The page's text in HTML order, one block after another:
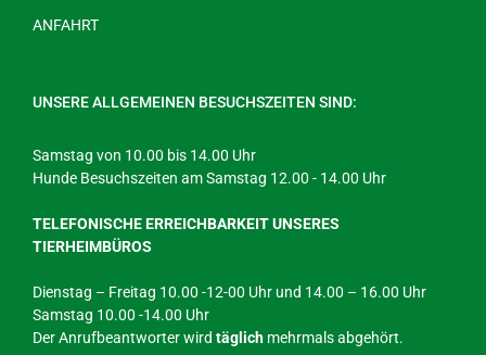
ANFAHRT
UNSERE ALLGEMEINEN BESUCHSZEITEN SIND:
Samstag von 10.00 bis 14.00 Uhr
Hunde Besuchszeiten am Samstag 12.00 - 14.00 Uhr
TELEFONISCHE ERREICHBARKEIT UNSERES
TIERHEIMBÜROS
Dienstag – Freitag 10.00 -12-00 Uhr und 14.00 – 16.00 Uhr
Samstag 10.00 -14.00 Uhr
Der Anrufbeantworter wird täglich mehrmals abgehört.